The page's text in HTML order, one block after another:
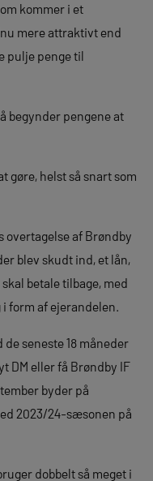
kommer i et
mere attraktivt end
pulje penge til
begynder pengene at
gøre, helst så snart som
overtagelse af Brøndby
blev skudt ind, et lån,
betale tilbage, med
form af ejerandelen.
seneste 18 måneder
DM eller få Brøndby IF
byder på
2023/24-sæsonen på
dobbelt så meget i